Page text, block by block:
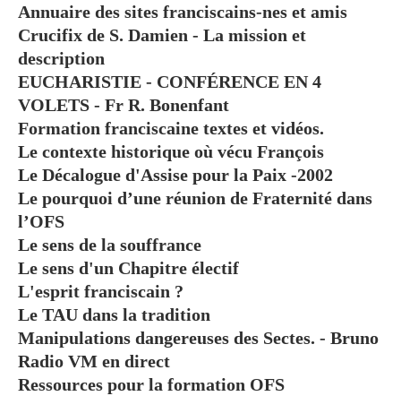
Annuaire des sites franciscains-nes et amis
Crucifix de S. Damien - La mission et
description
EUCHARISTIE - CONFÉRENCE EN 4
VOLETS - Fr R. Bonenfant
Formation franciscaine textes et vidéos.
Le contexte historique où vécu François
Le Décalogue d'Assise pour la Paix -2002
Le pourquoi d’une réunion de Fraternité dans
l’OFS
Le sens de la souffrance
Le sens d'un Chapitre électif
L'esprit franciscain ?
Le TAU dans la tradition
Manipulations dangereuses des Sectes. - Bruno
Radio VM en direct
Ressources pour la formation OFS